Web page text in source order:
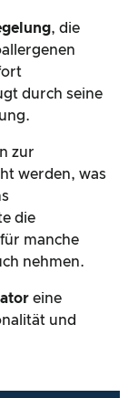
, die
durch seine
zur
werden, was
die
manche
nehmen.
eine
und